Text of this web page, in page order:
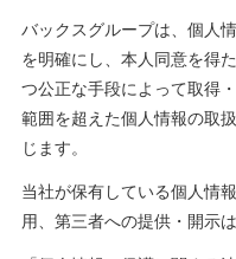
バックスグループは、個人
を明確にし、本人同意を得
つ公正な手段によって取得
範囲を超えた個人情報の取
じます。
当社が保有している個人情
用、第三者への提供・開示